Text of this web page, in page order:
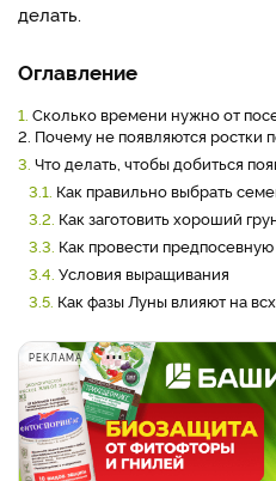
делать.
Оглавление
1. Сколько времени нужно от
2. Почему не появляются ростки
3. Что делать, чтобы добиться
3.1. Как правильно выбрать
3.2. Как заготовить хороший
3.3. Как провести предпосевную
3.4. Условия выращивания
3.5. Как фазы Луны влияют на
РЕКЛАМА